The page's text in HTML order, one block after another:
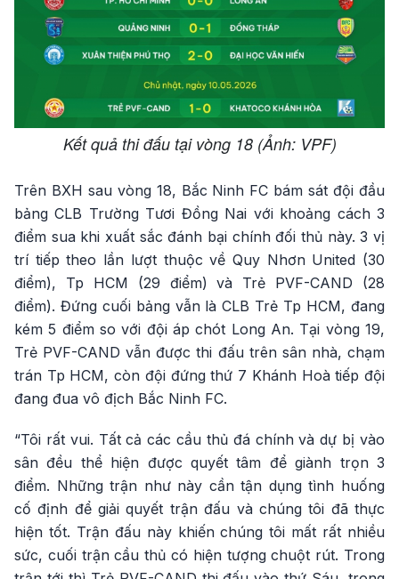
Kết quả thi đấu tại vòng 18 (Ảnh: VPF)
Trên BXH sau vòng 18, Bắc Ninh FC bám sát đội đầu
bảng CLB Trường Tươi Đồng Nai với khoảng cách 3
điểm sua khi xuất sắc đánh bại chính đối thủ này. 3 vị
trí tiếp theo lần lượt thuộc về Quy Nhơn United (30
điểm), Tp HCM (29 điểm) và Trẻ PVF-CAND (28
điểm). Đứng cuối bảng vẫn là CLB Trẻ Tp HCM, đang
kém 5 điểm so với đội áp chót Long An. Tại vòng 19,
Trẻ PVF-CAND vẫn được thi đấu trên sân nhà, chạm
trán Tp HCM, còn đội đứng thứ 7 Khánh Hoà tiếp đội
đang đua vô địch Bắc Ninh FC.
“Tôi rất vui. Tất cả các cầu thủ đá chính và dự bị vào
sân đều thể hiện được quyết tâm để giành trọn 3
điểm. Những trận như này cần tận dụng tình huống
cố định để giải quyết trận đấu và chúng tôi đã thực
hiện tốt. Trận đấu này khiến chúng tôi mất rất nhiều
sức, cuối trận cầu thủ có hiện tượng chuột rút. Trong